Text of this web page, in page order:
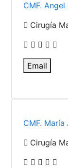
CMF.
Cirugía
Email
CMF.
Cirugía